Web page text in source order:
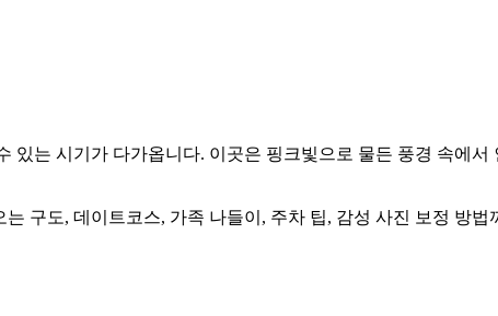
있는 시기가 다가옵니다. 이곳은 핑크빛으로 물든 풍경 속에
구도, 데이트코스, 가족 나들이, 주차 팁, 감성 사진 보정 방